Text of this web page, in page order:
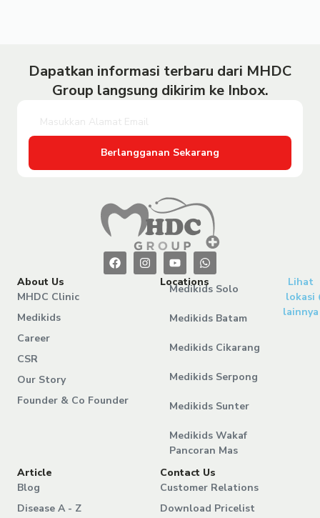
Dapatkan informasi terbaru dari MHDC
Group langsung dikirim ke Inbox.
Berlangganan Sekarang
About Us
MHDC Clinic
Medikids
Career
CSR
Our Story
Founder & Co Founder
Locations
Medikids Solo
Medikids Batam
Medikids Cikarang
Medikids Serpong
Medikids Sunter
Medikids Wakaf
Pancoran Mas
Lihat
lokasi
lainnya
Article
Blog
Disease A - Z
Contact Us
Customer Relations
Download Pricelist